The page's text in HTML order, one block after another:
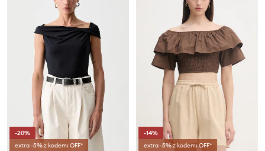
-20%
extra -5% z kodem: OFF*
-14%
extra -5% z kodem: OFF*